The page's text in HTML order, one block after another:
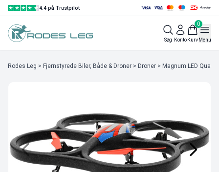
4.4 på Trustpilot
Søg Konto
0
KurvMenu
Rodes Leg > Fjernstyrede Biler, Både & Droner > Droner > Magnum LED